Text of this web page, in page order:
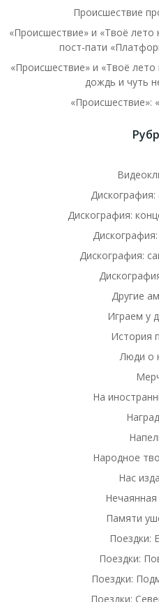
Происшествие
«Происшествие» и «Твоё
пост-пати
«Происшествие» и «Твоё
дождь и чуть
«Происшествие»:
Дискография:
Дискография:
Другие
Играем у
История
Люди о
На
Народное
Нас
Нечаянная
Памяти
Поездки:
Поездки:
Поездки:
Поездки: